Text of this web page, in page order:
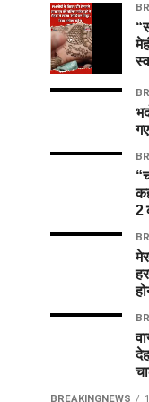
2
BREAKINGNEWS